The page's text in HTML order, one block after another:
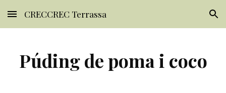
Skip to main content Skip to navigation
CRECCREC Terrassa
Púding de poma i coco